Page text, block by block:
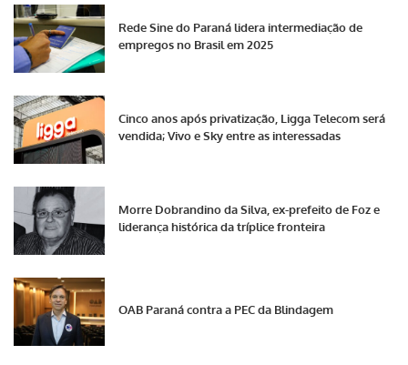
Rede Sine do Paraná lidera intermediação de
empregos no Brasil em 2025
Cinco anos após privatização, Ligga Telecom será
vendida; Vivo e Sky entre as interessadas
Morre Dobrandino da Silva, ex-prefeito de Foz e
liderança histórica da tríplice fronteira
OAB Paraná contra a PEC da Blindagem